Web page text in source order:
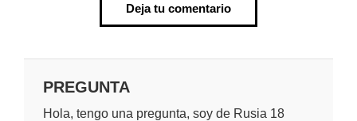
Deja tu comentario
PREGUNTA
Hola, tengo una pregunta, soy de Rusia 18